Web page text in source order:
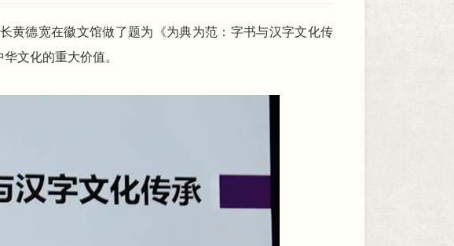
黄德宽在徽文馆做了题为《为典为范：字书与汉字文化传
文化的重大价值。